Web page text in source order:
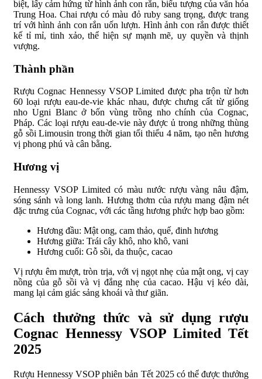
biệt, lấy cảm hứng từ hình ảnh con rắn, biểu tượng của văn hóa
Trung Hoa. Chai rượu có màu đỏ ruby sang trọng, được trang
trí với hình ảnh con rắn uốn lượn. Hình ảnh con rắn được thiết
kế tỉ mỉ, tinh xảo, thể hiện sự mạnh mẽ, uy quyền và thịnh
vượng.
Thành phần
Rượu Cognac Hennessy VSOP Limited được pha trộn từ hơn
60 loại rượu eau-de-vie khác nhau, được chưng cất từ giống
nho Ugni Blanc ở bốn vùng trồng nho chính của Cognac,
Pháp. Các loại rượu eau-de-vie này được ủ trong những thùng
gỗ sồi Limousin trong thời gian tối thiểu 4 năm, tạo nên hương
vị phong phú và cân bằng.
Hương vị
Hennessy VSOP Limited có màu nước rượu vàng nâu đậm,
sóng sánh và long lanh. Hương thơm của rượu mang đậm nét
đặc trưng của Cognac, với các tầng hương phức hợp bao gồm:
Hương đầu: Mật ong, cam thảo, quế, đinh hương
Hương giữa: Trái cây khô, nho khô, vani
Hương cuối: Gỗ sồi, da thuộc, cacao
Vị rượu êm mượt, tròn trịa, với vị ngọt nhẹ của mật ong, vị cay
nồng của gỗ sồi và vị đắng nhẹ của cacao. Hậu vị kéo dài,
mang lại cảm giác sảng khoái và thư giãn.
Cách thưởng thức và sử dụng rượu
Cognac Hennessy VSOP Limited Tết
2025
Rượu Hennessy VSOP phiên bản Tết 2025 có thể được thưởng